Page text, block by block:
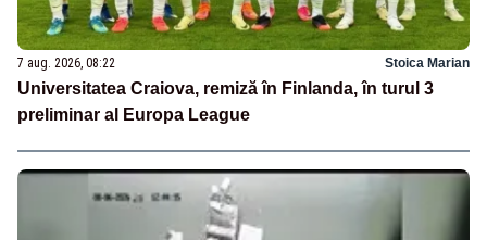
7 aug. 2026, 08:22 Stoica Marian
Universitatea Craiova, remiză în Finlanda, în turul 3
preliminar al Europa League